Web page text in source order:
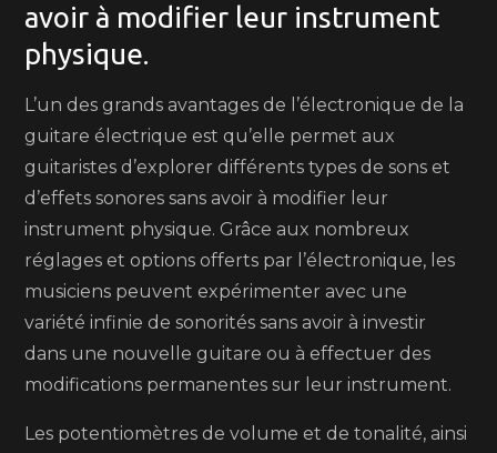
avoir à modifier leur instrument
physique.
L’un des grands avantages de l’électronique de la
guitare électrique est qu’elle permet aux
guitaristes d’explorer différents types de sons et
d’effets sonores sans avoir à modifier leur
instrument physique. Grâce aux nombreux
réglages et options offerts par l’électronique, les
musiciens peuvent expérimenter avec une
variété infinie de sonorités sans avoir à investir
dans une nouvelle guitare ou à effectuer des
modifications permanentes sur leur instrument.
Les potentiomètres de volume et de tonalité, ainsi